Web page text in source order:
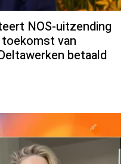
NOS-uitzending
van
betaald